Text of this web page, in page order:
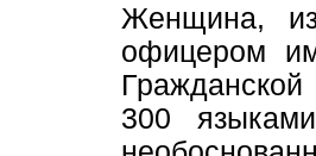
Женщина,
офицером
300